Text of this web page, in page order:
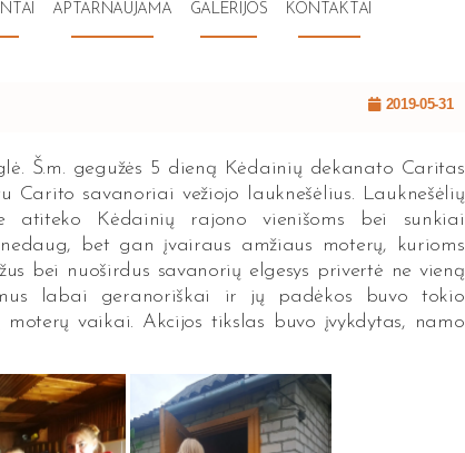
APTARNAUJAMA GALERIJOS KONTAKTAI
2019-05-31
Š.m. gegužės 5 dieną Kėdainių dekanato Caritas
savanoriai vežiojo lauknešėlius. Lauknešėlių
atiteko Kėdainių rajono vienišoms bei sunkiai
bet gan įvairaus amžiaus moterų, kurioms
bei nuoširdus savanorių elgesys privertė ne vieną
labai geranoriškai ir jų padėkos buvo tokio
vaikai. Akcijos tikslas buvo įvykdytas, namo